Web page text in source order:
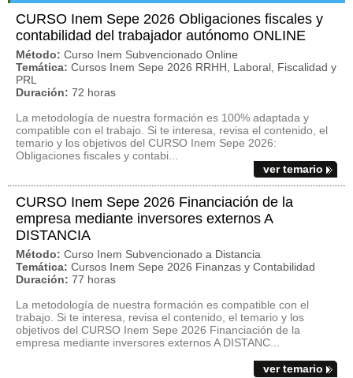
CURSO Inem Sepe 2026 Obligaciones fiscales y
contabilidad del trabajador autónomo ONLINE
Método: Curso Inem Subvencionado Online
Temática: Cursos Inem Sepe 2026 RRHH, Laboral, Fiscalidad y
PRL
Duración: 72 horas
La metodología de nuestra formación es 100% adaptada y
compatible con el trabajo. Si te interesa, revisa el contenido, el
temario y los objetivos del CURSO Inem Sepe 2026:
Obligaciones fiscales y contabi...
ver temario
CURSO Inem Sepe 2026 Financiación de la
empresa mediante inversores externos A
DISTANCIA
Método: Curso Inem Subvencionado a Distancia
Temática: Cursos Inem Sepe 2026 Finanzas y Contabilidad
Duración: 77 horas
La metodología de nuestra formación es compatible con el
trabajo. Si te interesa, revisa el contenido, el temario y los
objetivos del CURSO Inem Sepe 2026 Financiación de la
empresa mediante inversores externos A DISTANC...
ver temario